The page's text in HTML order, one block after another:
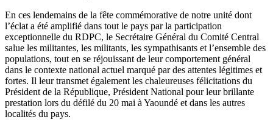
En ces lendemains de la fête commémorative de notre unité dont
l’éclat a été amplifié dans tout le pays par la participation
exceptionnelle du RDPC, le Secrétaire Général du Comité Central
salue les militantes, les militants, les sympathisants et l’ensemble des
populations, tout en se réjouissant de leur comportement général
dans le contexte national actuel marqué par des attentes légitimes et
fortes. Il leur transmet également les chaleureuses félicitations du
Président de la République, Président National pour leur brillante
prestation lors du défilé du 20 mai à Yaoundé et dans les autres
localités du pays.